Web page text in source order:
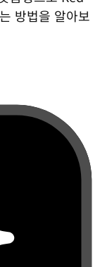
방법을 알아보